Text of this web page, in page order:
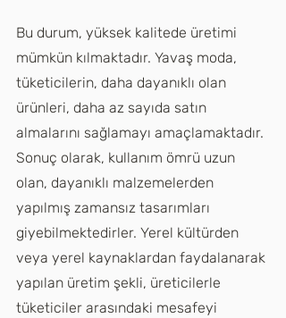
Bu durum, yüksek kalitede üretimi
mümkün kılmaktadır. Yavaş moda,
tüketicilerin, daha dayanıklı olan
ürünleri, daha az sayıda satın
almalarını sağlamayı amaçlamaktadır.
Sonuç olarak, kullanım ömrü uzun
olan, dayanıklı malzemelerden
yapılmış zamansız tasarımları
giyebilmektedirler. Yerel kültürden
veya yerel kaynaklardan faydalanarak
yapılan üretim şekli, üreticilerle
tüketiciler arasındaki mesafeyi